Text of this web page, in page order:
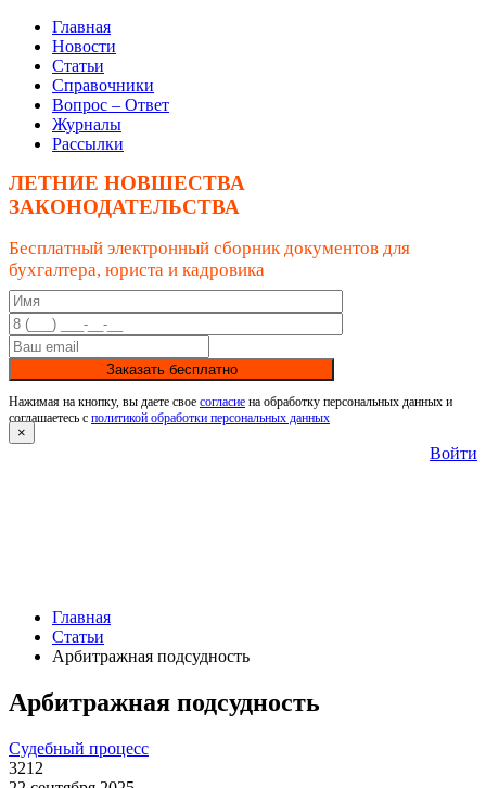
Главная
Новости
Статьи
Справочники
Вопрос – Ответ
Журналы
Рассылки
ЛЕТНИЕ НОВШЕСТВА
ЗАКОНОДАТЕЛЬСТВА
Бесплатный электронный сборник документов для
бухгалтера, юриста и кадровика
Заказать бесплатно
Нажимая на кнопку, вы даете свое согласие на обработку персональных данных и
соглашаетесь с политикой обработки персональных данных
×
Войти
Главная
Статьи
Арбитражная подсудность
Арбитражная подсудность
Судебный процесс
3212